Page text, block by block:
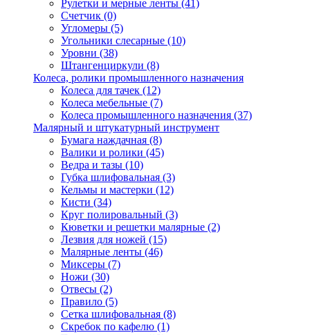
Рулетки и мерные ленты (41)
Счетчик (0)
Угломеры (5)
Угольники слесарные (10)
Уровни (38)
Штангенциркули (8)
Колеса, ролики промышленного назначения
Колеса для тачек (12)
Колеса мебельные (7)
Колеса промышленного назначения (37)
Малярный и штукатурный инструмент
Бумага наждачная (8)
Валики и ролики (45)
Ведра и тазы (10)
Губка шлифовальная (3)
Кельмы и мастерки (12)
Кисти (34)
Круг полировальный (3)
Кюветки и решетки малярные (2)
Лезвия для ножей (15)
Малярные ленты (46)
Миксеры (7)
Ножи (30)
Отвесы (2)
Правило (5)
Сетка шлифовальная (8)
Скребок по кафелю (1)